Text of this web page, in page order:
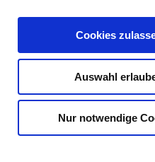
Cookies
Auswahl
Nur notwendige